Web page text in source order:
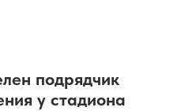
подрядчик
у стадиона